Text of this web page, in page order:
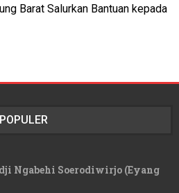
Barat Salurkan Bantuan kepada
POPULER
Ngabehi Soerodiwirjo (Eyang